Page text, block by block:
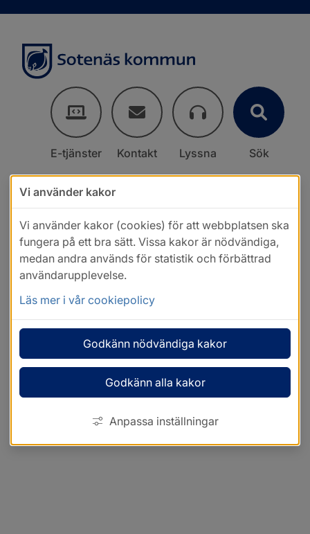
E-tjänster Kontakt Lyssna Sök
Vi använder kakor
Vi använder kakor (cookies) för att webbplatsen ska
fungera på ett bra sätt. Vissa kakor är nödvändiga,
medan andra används för statistik och förbättrad
användarupplevelse.
Läs mer i vår cookiepolicy
Godkänn nödvändiga kakor
Godkänn alla kakor
Anpassa inställningar